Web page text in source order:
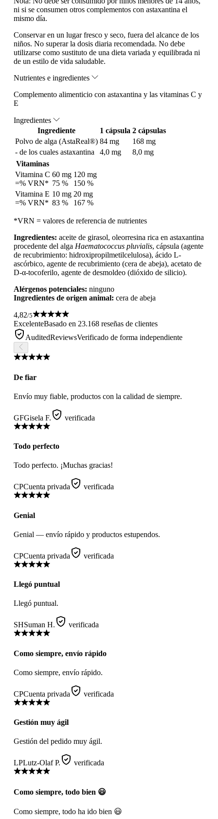
ni si se consumen otros complementos con astaxantina el
mismo día.
Conservar en un lugar fresco y seco, fuera del alcance de los
niños. No superar la dosis diaria recomendada. No debe
utilizarse como sustituto de una dieta variada y equilibrada ni
de un estilo de vida saludable.
Nutrientes e ingredientes
Complemento alimenticio con astaxantina y las vitaminas C y
E
Ingredientes
Ingrediente
1 cápsula 2 cápsulas
Polvo de alga (AstaReal®) 84 mg
168 mg
- de los cuales astaxantina
4,0 mg
8,0 mg
Vitaminas
Vitamina C
=% VRN*
60 mg
75 %
120 mg
150 %
Vitamina E
=% VRN*
10 mg
83 %
20 mg
167 %
*VRN = valores de referencia de nutrientes
Ingredientes: aceite de girasol, oleorresina rica en astaxantina
procedente del alga Haematococcus pluvialis, cápsula (agente
de recubrimiento: hidroxipropilmetilcelulosa), ácido L-
ascórbico, agente de recubrimiento (cera de abeja), acetato de
D-α-tocoferilo, agente de desmoldeo (dióxido de silicio).
Alérgenos potenciales: ninguno
Ingredientes de origen animal: cera de abeja
4,82/5
ExcelenteBasado en 23.168 reseñas de clientes
AuditedReviewsVerificado de forma independiente
De fiar
Envío muy fiable, productos con la calidad de siempre.
GFGisela F. verificada
Todo perfecto
Todo perfecto. ¡Muchas gracias!
CPCuenta privada verificada
Genial
Genial — envío rápido y productos estupendos.
CPCuenta privada verificada
Llegó puntual
Llegó puntual.
SHSuman H. verificada
Como siempre, envío rápido
Como siempre, envío rápido.
CPCuenta privada verificada
Gestión muy ágil
Gestión del pedido muy ágil.
LPLutz-Olaf P. verificada
Como siempre, todo bien 😃
Como siempre, todo ha ido bien 😃